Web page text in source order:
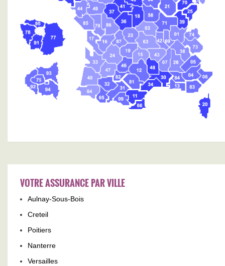
VOTRE ASSURANCE PAR VILLE
Aulnay-Sous-Bois
Creteil
Poitiers
Nanterre
Versailles